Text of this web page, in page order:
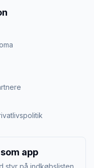
app
styr på indkøbslisten